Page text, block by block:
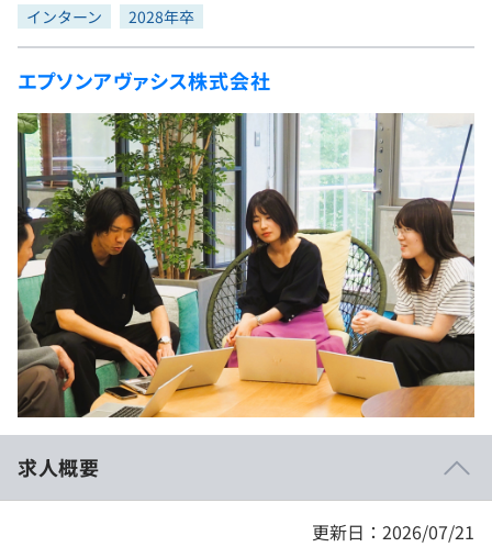
インターン
新卒エージェント
イベント・セミナー
インタビュー
就活成功ガイド
問題集
4択課題
ナレッジ
リファレンス
プラン
個人向けプラン
法人向けプラン
学校向けプラン
契約内容・クーポン
プログラミング言語
評価結果一覧
再チャレンジ結果一覧
ゲーム・マンガ
Tech Team Journal
paiza times
note
paizaとは？
インターン 2028年卒
エプソンアヴァシス株式会社
求人概要
更新日：2026/07/21